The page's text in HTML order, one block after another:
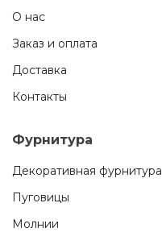
О нас
Заказ и оплата
Доставка
Контакты
Фурнитура
Декоративная фурнитура
Пуговицы
Молнии